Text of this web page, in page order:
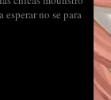
no se para